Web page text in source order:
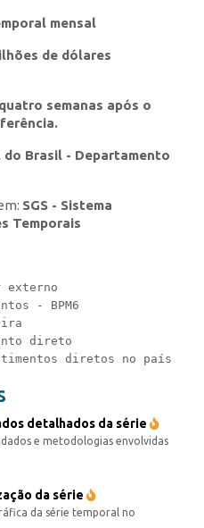
mensal
de dólares
semanas após o
do Brasil - Departamento
SGS - Sistema
Temporais
- BPM6
direto
detalhados da série
e metodologias envolvidas
da série
da série temporal no